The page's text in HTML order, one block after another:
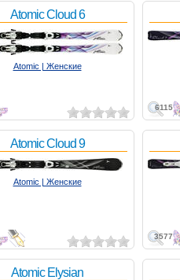
Atomic Cloud 6
Atomic | Женские
6115
Atomic Cloud 9
Atomic | Женские
3577
Atomic Elysian